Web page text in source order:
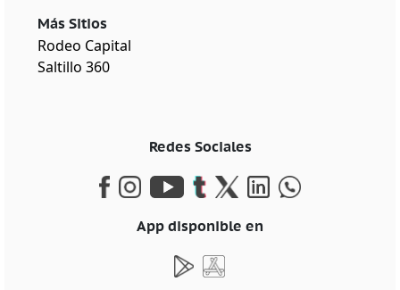
Más Sitios
Rodeo Capital
Saltillo 360
Redes Sociales
App disponible en